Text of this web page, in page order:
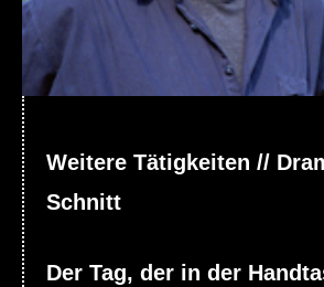
Weitere Tätigkeiten //
Schnitt
Der Tag, der in der